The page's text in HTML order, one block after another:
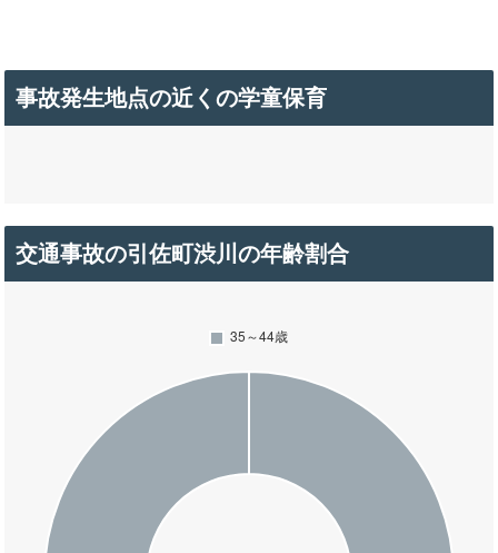
事故発生地点の近くの学童保育
交通事故の引佐町渋川の年齢割合